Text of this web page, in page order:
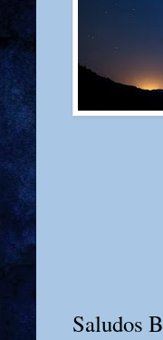
Saludos